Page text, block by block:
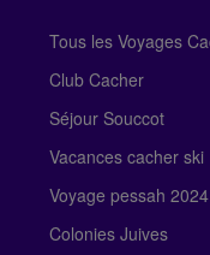
Tous les Voyages
Club Cacher
Séjour Souccot
Vacances cacher ski
Voyage pessah 2024
Colonies Juives